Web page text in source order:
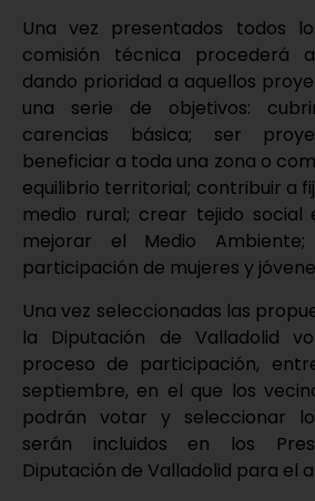
Una vez presentados todos
comisión técnica procederá
dando prioridad a aquellos
una serie de objetivos:
carencias básica; ser
beneficiar a toda una zona o
equilibrio territorial; contribuir a
medio rural; crear tejido social
mejorar el Medio
participación de mujeres y
Una vez seleccionadas las
la Diputación de Valladolid
proceso de participación,
septiembre, en el que los
podrán votar y seleccionar
serán incluidos en los
Diputación de Valladolid para el